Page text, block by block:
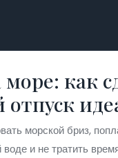
как
морской бриз,
воде и не тратить